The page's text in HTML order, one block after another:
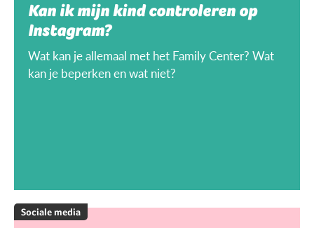
Kan ik mijn kind controleren op
Instagram?
Wat kan je allemaal met het Family Center? Wat
kan je beperken en wat niet?
Sociale media